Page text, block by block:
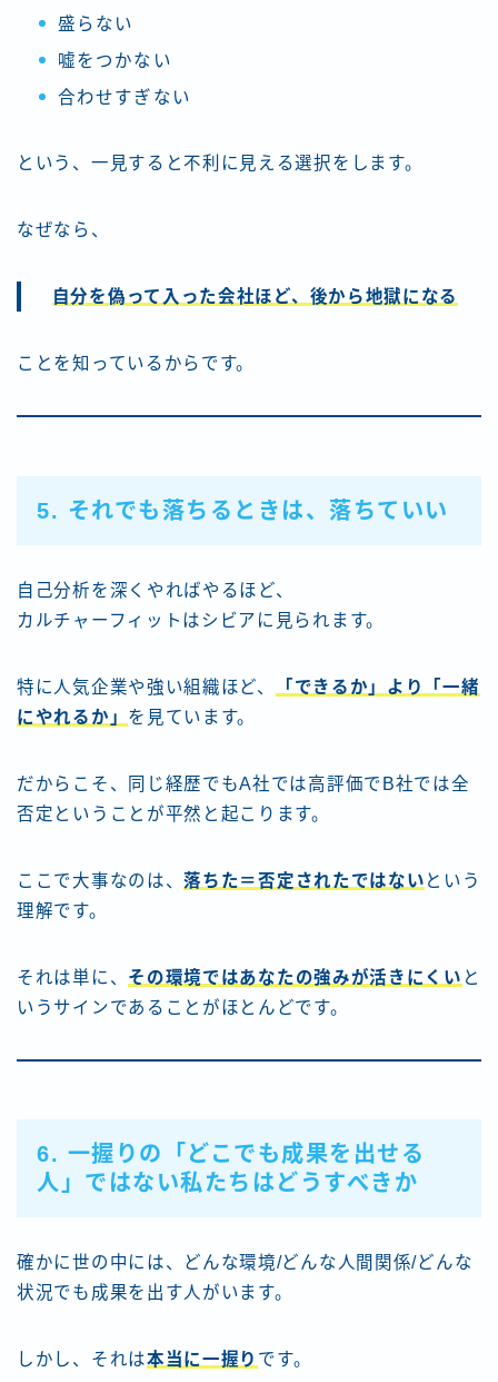
盛らない
嘘をつかない
合わせすぎない
という、一見すると不利に見える選択をします。
なぜなら、
自分を偽って入った会社ほど、後から地獄になる
ことを知っているからです。
5. それでも落ちるときは、落ちていい
自己分析を深くやればやるほど、
カルチャーフィットはシビアに見られます。
特に人気企業や強い組織ほど、
「できるか」より「一緒
にやれるか」 を見ています。
だからこそ、同じ経歴でもA社では高評価でB社では全
否定ということが平然と起こります。
ここで大事なのは、落ちた＝否定されたではない という
理解です。
それは単に、 その環境ではあなたの強みが活きにくい と
いうサインであることがほとんどです。
6. 一握りの「どこでも成果を出せる
人」ではない私たちはどうすべきか
確かに世の中には、どんな環境/どんな人間関係/どんな
状況でも成果を出す人がいます。
しかし、それは本当に一握り です。